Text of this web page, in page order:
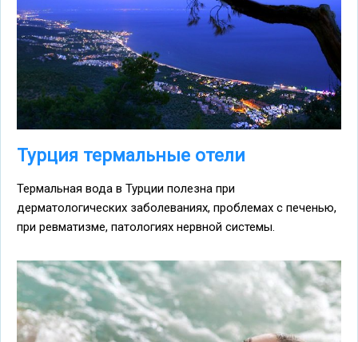
Турция термальные отели
Термальная вода в Турции полезна при
дерматологических заболеваниях, проблемах с печенью,
при ревматизме, патологиях нервной системы.